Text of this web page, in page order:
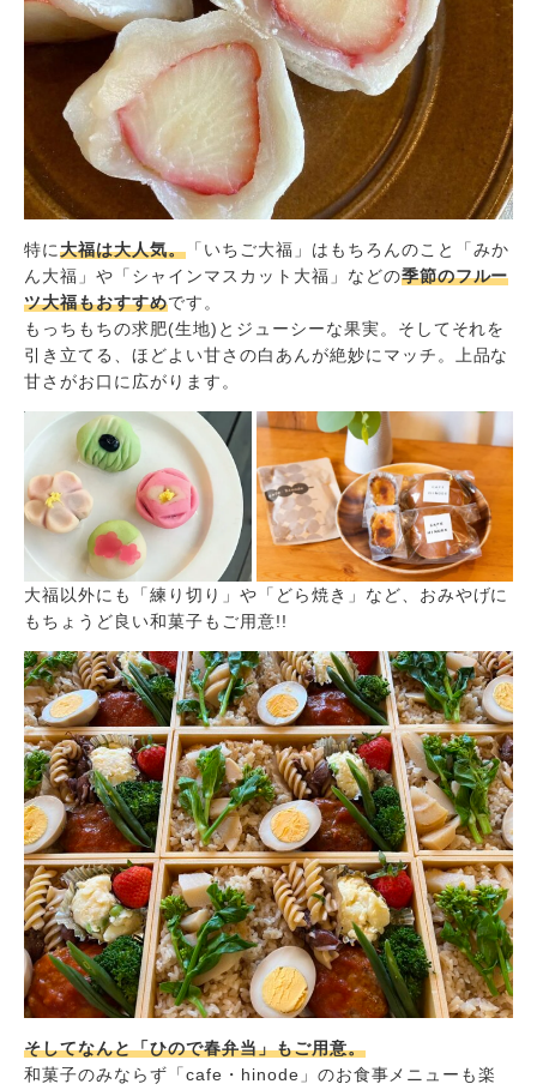
特に大福は大人気。「いちご大福」はもちろんのこと「みか
ん大福」や「シャインマスカット大福」などの季節のフルー
ツ大福もおすすめです。
もっちもちの求肥(生地)とジューシーな果実。そしてそれを
引き立てる、ほどよい甘さの白あんが絶妙にマッチ。上品な
甘さがお口に広がります。
大福以外にも「練り切り」や「どら焼き」など、おみやげに
もちょうど良い和菓子もご用意!!
そしてなんと「ひので春弁当」もご用意。
和菓子のみならず「cafe・hinode」のお食事メニューも楽